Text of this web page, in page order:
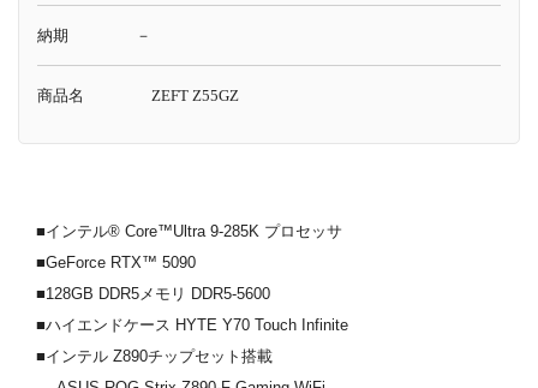
納期 －
商品名 ZEFT Z55GZ
■インテル® Core™Ultra 9-285K プロセッサ
■GeForce RTX™ 5090
■128GB DDR5メモリ DDR5-5600
■ハイエンドケース HYTE Y70 Touch Infinite
■インテル Z890チップセット搭載